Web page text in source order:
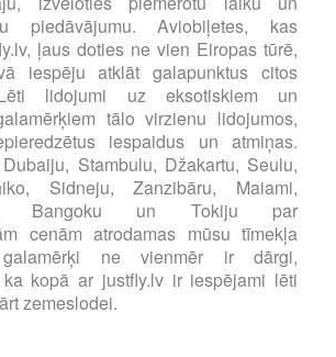
piedāvājumu. Aviobiļetes, kas
ļaus doties ne vien Eiropas tūrē,
iespēju atklāt galapunktus citos
lidojumi uz eksotiskiem un
tālo virzienu lidojumos,
iespaidus un atmiņas.
Stambulu, Džakartu, Seulu,
Sidneju, Zanzibāru, Maiami,
Bangoku un Tokiju par
cenām atrodamas mūsu tīmekļa
ne vienmēr ir dārgi,
ka kopā ar justfly.lv ir iespējami lēti
zemeslodei.